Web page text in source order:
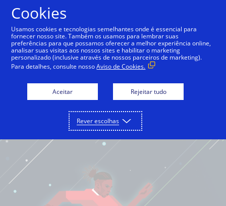
Português
Cookies
Usamos cookies e tecnologias semelhantes onde é essencial para
fornecer nosso site. Também os usamos para lembrar suas
preferências para que possamos oferecer a melhor experiência online,
analisar suas visitas aos nossos sites e habilitar o marketing
personalizado (inclusive através de nossos parceiros de marketing).
Para detalhes, consulte nossoAviso de Cookies.
Aceitar Rejeitar tudo
Rever escolhas